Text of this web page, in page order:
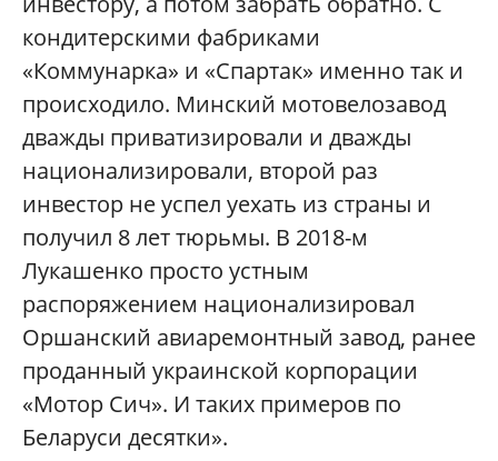
кондитерскими фабриками
«Коммунарка» и «Спартак» именно так и
происходило. Минский мотовелозавод
дважды приватизировали и дважды
национализировали, второй раз
инвестор не успел уехать из страны и
получил 8 лет тюрьмы. В 2018-м
Лукашенко просто устным
распоряжением национализировал
Оршанский авиаремонтный завод, ранее
проданный украинской корпорации
«Мотор Сич». И таких примеров по
Беларуси десятки».